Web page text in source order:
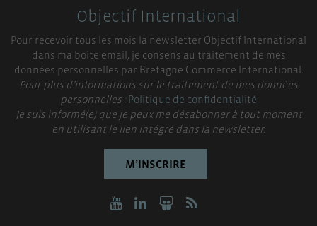
Objectif International
Pour recevoir tous les mois la newsletter Objectif International
dans ma boite email, je consens au traitement de mes
données personnelles par Bretagne Commerce International.
Pour plus d’informations sur le traitement de mes données
personnelles :Politique de confidentialité
Je suis informé(e) que je peux me désabonner à tout moment
en utilisant le lien intégré dans la newsletter.
M’INSCRIRE